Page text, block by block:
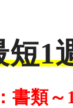
短1
書類～